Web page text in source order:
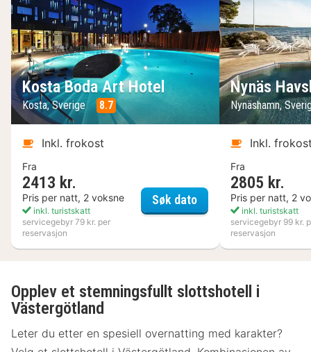
Kosta Boda Art Hotel
Kosta, Sverige 8.7
Inkl. frokost
Fra
2413 kr.
Pris per natt, 2 voksne
inkl. turistskatt
servicegebyr 79 kr. per
reservasjon
Søk datoKosta Boda Art Hotel
Nynäs
Nynäshamn,
Inkl.
Fra
2805 kr.
Pris per natt, 2
inkl. turistskatt
servicegebyr 99 kr.
reservasjon
Opplev et stemningsfullt slottshotell i
Västergötland
Leter du etter en spesiell overnatting med karakter?